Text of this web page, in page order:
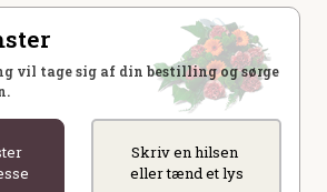
vil tage sig af din bestilling og sørge
Skriv en hilsen
eller tænd et lys